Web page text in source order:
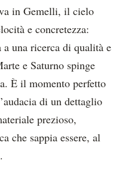
in Gemelli, il cielo
e concretezza:
una ricerca di qualità e
e Saturno spinge
È il momento perfetto
di un dettaglio
prezioso,
che sappia essere, al